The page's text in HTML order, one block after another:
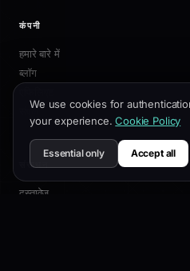
कंपनी
हमारे बारे में
ब्लॉग
संपर्क
संसाधन
दस्तावेज़
We use cookies for
your experience. Cookie Policy
Essential only Accept all